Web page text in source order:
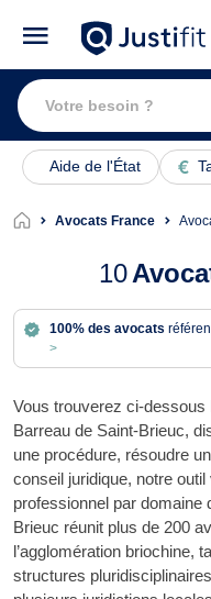
Aide de l'État
Avocats France
10
100% des avocats
>
Vous trouverez ci-dessous
Barreau de Saint-Brieuc,
une procédure, résoudre
conseil juridique, notre
professionnel par domaine
Brieuc réunit plus de 200
l’agglomération briochine,
structures